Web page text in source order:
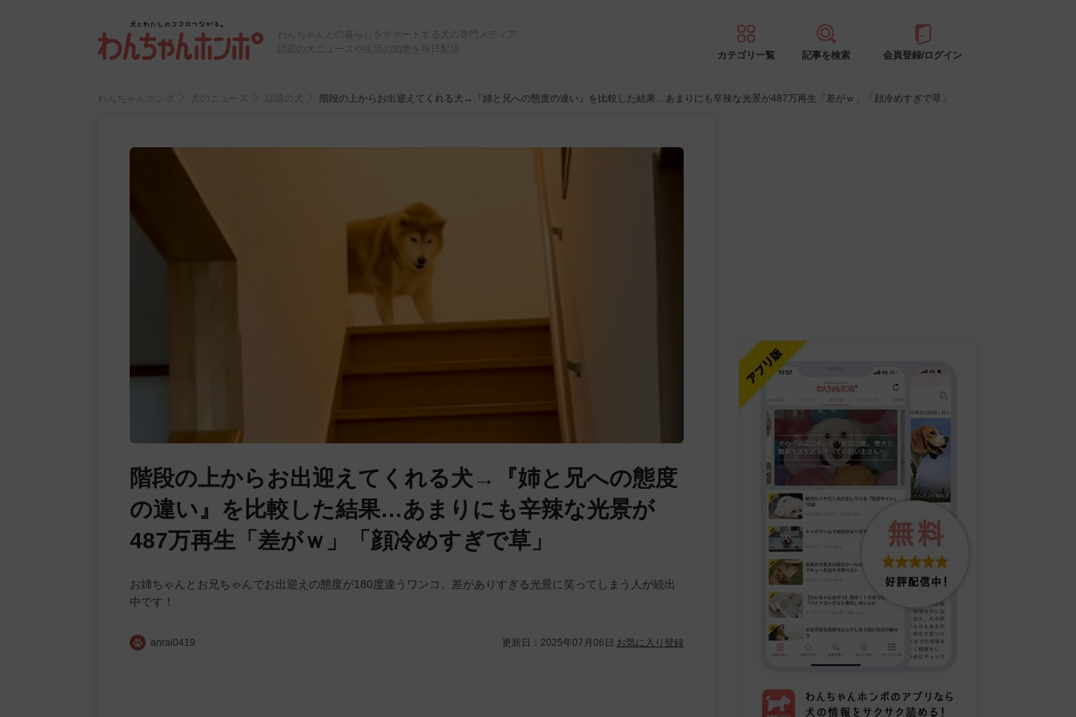
わんちゃんとの暮らしをサポートする犬の専門メディア
話題の犬ニュースや生活の知恵を毎日配信
カテゴリ一覧 記事を検索 会員登録/ログイン
わんちゃんホンポ 犬のニュース 話題の犬 階段の上からお出迎えてくれる犬→『姉と兄への態度の違い』を比較した結果…あまりにも辛辣な光景が487万再生「差がｗ」「顔冷めすぎで草」
階段の上からお出迎えてくれる犬→『姉と兄への態度
の違い』を比較した結果…あまりにも辛辣な光景が
487万再生「差がｗ」「顔冷めすぎで草」
お姉ちゃんとお兄ちゃんでお出迎えの態度が180度違うワンコ。差がありすぎる光景に笑ってしまう人が続出
中です！
anrai0419 更新日： 2025年07月06日 お気に入り登録